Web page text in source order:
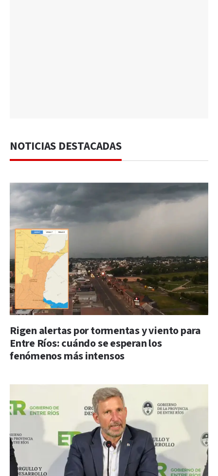
NOTICIAS DESTACADAS
Rigen alertas por tormentas y viento para
Entre Ríos: cuándo se esperan los
fenómenos más intensos